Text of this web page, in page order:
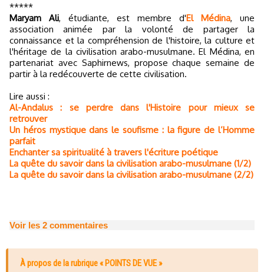
*****
Maryam Ali, étudiante, est membre d'El Médina, une
association animée par la volonté de partager la
connaissance et la compréhension de l'histoire, la culture et
l'héritage de la civilisation arabo-musulmane. El Médina, en
partenariat avec Saphirnews, propose chaque semaine de
partir à la redécouverte de cette civilisation.
Lire aussi :
Al-Andalus : se perdre dans l'Histoire pour mieux se
retrouver
Un héros mystique dans le soufisme : la figure de l’Homme
parfait
Enchanter sa spiritualité à travers l'écriture poétique
La quête du savoir dans la civilisation arabo-musulmane (1/2)
La quête du savoir dans la civilisation arabo-musulmane (2/2)
Voir les 2 commentaires
À propos de la rubrique « POINTS DE VUE »